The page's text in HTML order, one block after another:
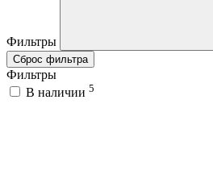
Фильтры
Сброс фильтра
Фильтры
В наличии 5